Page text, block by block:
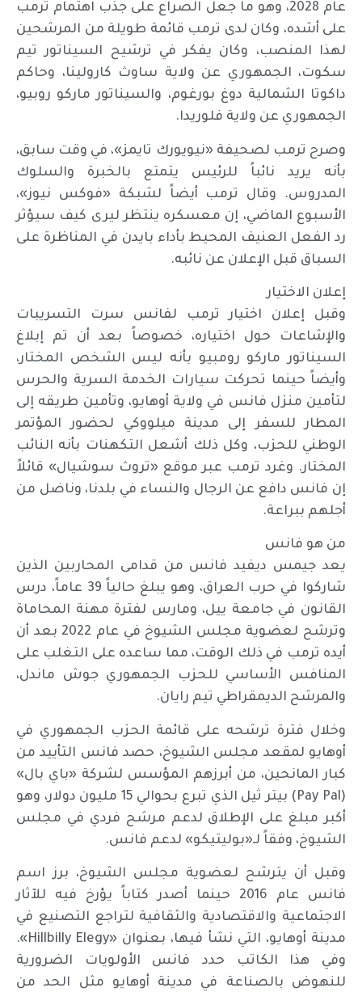
عام 2028، وهو ما جعل الصراع على جذب اهتمام ترمب
على أشده، وكان لدى ترمب قائمة طويلة من المرشحين
لهذا المنصب، وكان يفكر في ترشيح السيناتور تيم
سكوت، الجمهوري عن ولاية ساوث كارولينا، وحاكم
داكوتا الشمالية دوغ بورغوم، والسيناتور ماركو روبيو،
الجمهوري عن ولاية فلوريدا.
وصرح ترمب لصحيفة «نيويورك تايمز»، في وقت سابق،
بأنه يريد نائباً للرئيس يتمتع بالخبرة والسلوك
المدروس. وقال ترمب أيضاً لشبكة «فوكس نيوز»،
الأسبوع الماضي، إن معسكره ينتظر ليرى كيف سيؤثر
رد الفعل العنيف المحيط بأداء بايدن في المناظرة على
السباق قبل الإعلان عن نائبه.
إعلان الاختيار
وقبل إعلان اختيار ترمب لفانس سرت التسريبات
والإشاعات حول اختياره، خصوصاً بعد أن تم إبلاغ
السيناتور ماركو رومبيو بأنه ليس الشخص المختار،
وأيضاً حينما تحركت سيارات الخدمة السرية والحرس
لتأمين منزل فانس في ولاية أوهايو، وتأمين طريقه إلى
المطار للسفر إلى مدينة ميلووكي لحضور المؤتمر
الوطني للحزب، وكل ذلك أشعل التكهنات بأنه النائب
المختار. وغرد ترمب عبر موقع «تروث سوشيال» قائلاً
إن فانس دافع عن الرجال والنساء في بلدنا، وناضل من
أجلهم ببراعة.
من هو فانس
يعد جيمس ديفيد فانس من قدامى المحاربين الذين
شاركوا في حرب العراق، وهو يبلغ حالياً 39 عاماً، درس
القانون في جامعة ييل، ومارس لفترة مهنة المحاماة
وترشح لعضوية مجلس الشيوخ في عام 2022 بعد أن
أيده ترمب في ذلك الوقت، مما ساعده على التغلب على
المنافس الأساسي للحزب الجمهوري جوش ماندل،
والمرشح الديمقراطي تيم رايان.
وخلال فترة ترشحه على قائمة الحزب الجمهوري في
أوهايو لمقعد مجلس الشيوخ، حصد فانس التأييد من
كبار المانحين، من أبرزهم المؤسس لشركة «باي بال»
(Pay Pal) بيتر ثيل الذي تبرع بحوالي 15 مليون دولار، وهو
أكبر مبلغ على الإطلاق لدعم مرشح فردي في مجلس
الشيوخ، وفقاً لـ«بوليتيكو» لدعم فانس.
وقبل أن يترشح لعضوية مجلس الشيوخ، برز اسم
فانس عام 2016 حينما أصدر كتاباً يؤرخ فيه للآثار
الاجتماعية والاقتصادية والثقافية لتراجع التصنيع في
مدينة أوهايو، التي نشأ فيها، بعنوان «Hillbilly Elegy».
وفي هذا الكاتب حدد فانس الأولويات الضرورية
للنهوض بالصناعة في مدينة أوهايو مثل الحد من